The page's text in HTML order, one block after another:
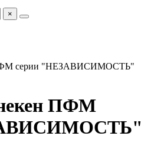
×
серии "НЕЗАВИСИМОСТЬ"
ПФМ